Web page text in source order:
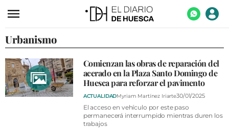
ACTUALIDAD
ECONOMÍA
TECNOLOGÍA
TURISMO
Urbanismo
Comienzan las obras de reparación del
acerado en la Plaza Santo Domingo de
Huesca para reforzar el pavimento
ACTUALIDADMyriam Martínez Iriarte30/01/2025
El acceso en vehículo por este paso
permanecerá interrumpido mientras duren los
trabajos